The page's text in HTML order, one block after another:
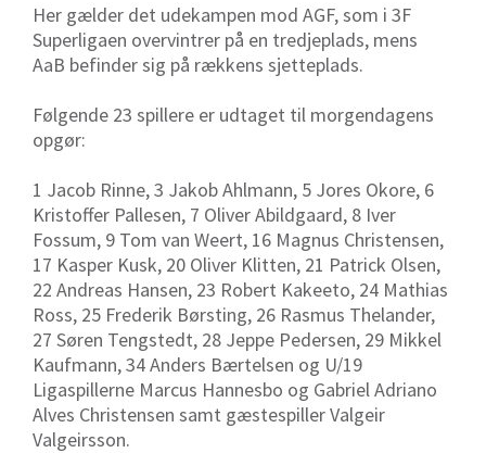
Her gælder det udekampen mod AGF, som i 3F
Superligaen overvintrer på en tredjeplads, mens
AaB befinder sig på rækkens sjetteplads.
Følgende 23 spillere er udtaget til morgendagens
opgør:
1 Jacob Rinne, 3 Jakob Ahlmann, 5 Jores Okore, 6
Kristoffer Pallesen, 7 Oliver Abildgaard, 8 Iver
Fossum, 9 Tom van Weert, 16 Magnus Christensen,
17 Kasper Kusk, 20 Oliver Klitten, 21 Patrick Olsen,
22 Andreas Hansen, 23 Robert Kakeeto, 24 Mathias
Ross, 25 Frederik Børsting, 26 Rasmus Thelander,
27 Søren Tengstedt, 28 Jeppe Pedersen, 29 Mikkel
Kaufmann, 34 Anders Bærtelsen og U/19
Ligaspillerne Marcus Hannesbo og Gabriel Adriano
Alves Christensen samt gæstespiller Valgeir
Valgeirsson.